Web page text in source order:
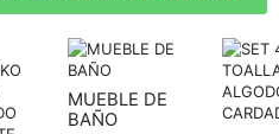
MUEBLE DE
BAÑO